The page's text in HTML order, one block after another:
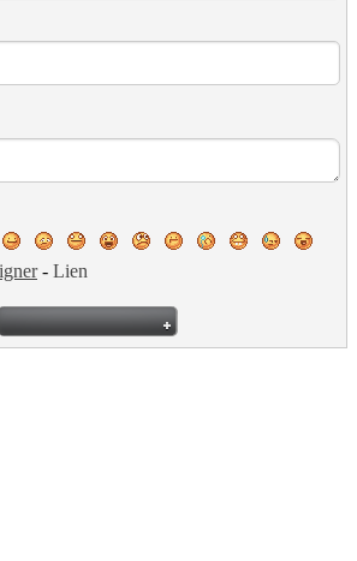
- Lien